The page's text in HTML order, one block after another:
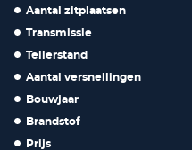
Aantal zitplaatsen
Transmissie
Tellerstand
Aantal versnellingen
Bouwjaar
Brandstof
Prijs